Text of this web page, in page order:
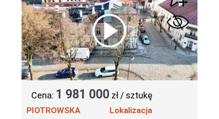
Cena: 1 981 000 zł / sztukę
PIOTROWSKA Lokalizacja